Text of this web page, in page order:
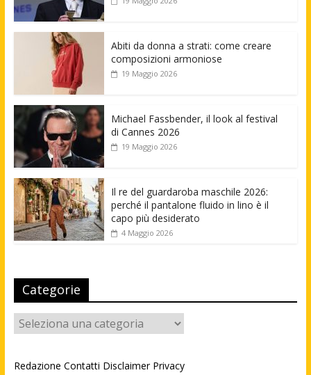
Abiti da donna a strati: come creare
composizioni armoniose
19 Maggio 2026
Michael Fassbender, il look al festival
di Cannes 2026
19 Maggio 2026
Il re del guardaroba maschile 2026:
perché il pantalone fluido in lino è il
capo più desiderato
4 Maggio 2026
Categorie
Categorie
Redazione Contatti Disclaimer Privacy